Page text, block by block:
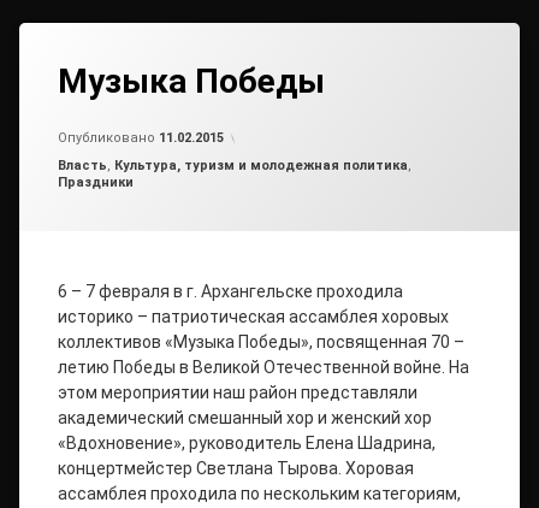
Музыка Победы
Опубликовано 11.02.2015
Рубрики:
Власть, Культура, туризм и молодежная политика,
Праздники
6 – 7 февраля в г. Архангельске проходила
историко – патриотическая ассамблея хоровых
коллективов «Музыка Победы», посвященная 70 –
летию Победы в Великой Отечественной войне. На
этом мероприятии наш район представляли
академический смешанный хор и женский хор
«Вдохновение», руководитель Елена Шадрина,
концертмейстер Светлана Тырова. Хоровая
ассамблея проходила по нескольким категориям,